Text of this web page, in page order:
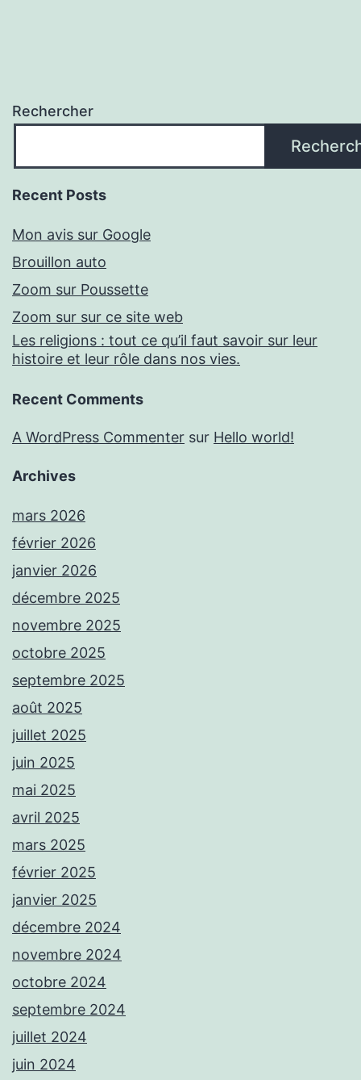
Rechercher
Recent Posts
Mon avis sur Google
Brouillon auto
Zoom sur Poussette
Zoom sur sur ce site web
Les religions : tout ce qu’il faut savoir sur leur
histoire et leur rôle dans nos vies.
Recent Comments
A WordPress Commenter sur Hello world!
Archives
mars 2026
février 2026
janvier 2026
décembre 2025
novembre 2025
octobre 2025
septembre 2025
août 2025
juillet 2025
juin 2025
mai 2025
avril 2025
mars 2025
février 2025
janvier 2025
décembre 2024
novembre 2024
octobre 2024
septembre 2024
juillet 2024
juin 2024